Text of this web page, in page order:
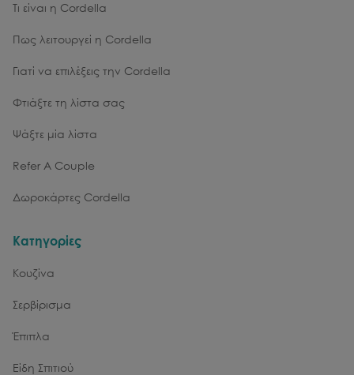
Τι είναι η Cordella
Πως λειτουργεί η Cordella
Γιατί να επιλέξεις την Cordella
Φτιάξτε τη λίστα σας
Ψάξτε μία λίστα
Refer A Couple
Δωροκάρτες Cordella
Κατηγορίες
Κουζίνα
Σερβίρισμα
Έπιπλα
Είδη Σπιτιού